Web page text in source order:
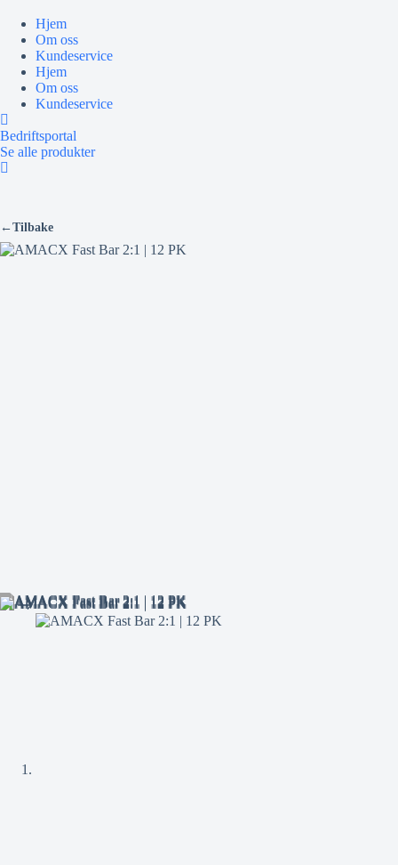
innholdet
Hjem
Om oss
Kundeservice
Hjem
Om oss
Kundeservice
Bedriftsportal
Se alle produkter
←Tilbake